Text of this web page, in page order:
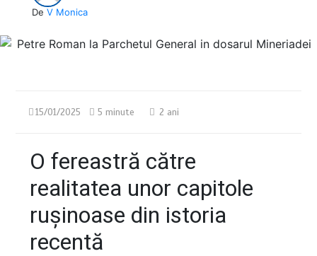
De V Monica
15/01/2025 5 minute 2 ani
O fereastră către
realitatea unor capitole
rușinoase din istoria
recentă